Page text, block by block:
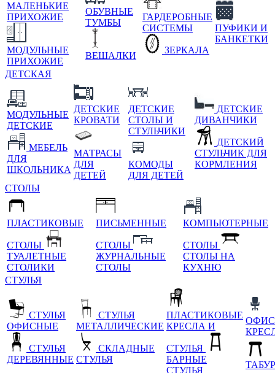
МАЛЕНЬКИЕ
ПРИХОЖИЕ
МОДУЛЬНЫЕ
ПРИХОЖИЕ
ОБУВНЫЕ
ТУМБЫ
ВЕШАЛКИ
ГАРДЕРОБНЫЕ
СИСТЕМЫ
ЗЕРКАЛА
ПУФИКИ И
БАНКЕТКИ
ДЕТСКАЯ
МОДУЛЬНЫЕ
ДЕТСКИЕ
МЕБЕЛЬ
ДЛЯ
ШКОЛЬНИКА
ДЕТСКИЕ
КРОВАТИ
МАТРАСЫ
ДЛЯ
ДЕТЕЙ
ДЕТСКИЕ
СТОЛЫ И
СТУЛЬЧИКИ
КОМОДЫ
ДЛЯ ДЕТЕЙ
ДЕТСКИЕ
ДИВАНЧИКИ
ДЕТСКИЙ
СТУЛЬЧИК ДЛЯ
КОРМЛЕНИЯ
СТОЛЫ
ПЛАСТИКОВЫЕ
СТОЛЫ
ТУАЛЕТНЫЕ
СТОЛИКИ
ПИСЬМЕННЫЕ
СТОЛЫ
ЖУРНАЛЬНЫЕ
СТОЛЫ
КОМПЬЮТЕРНЫЕ
СТОЛЫ
СТОЛЫ НА
КУХНЮ
СТУЛЬЯ
СТУЛЬЯ
ОФИСНЫЕ
СТУЛЬЯ
ДЕРЕВЯННЫЕ
СТУЛЬЯ
МЕТАЛЛИЧЕСКИЕ
СКЛАДНЫЕ
СТУЛЬЯ
ПЛАСТИКОВЫЕ
КРЕСЛА И
СТУЛЬЯ
БАРНЫЕ
СТУЛЬЯ